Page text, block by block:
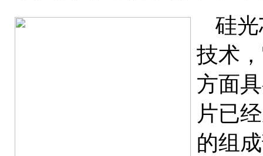
硅
技术
方面
片已
的组